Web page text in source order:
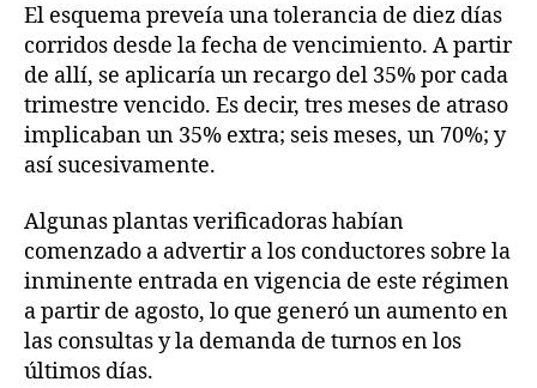
El esquema preveía una tolerancia de diez días
corridos desde la fecha de vencimiento. A partir
de allí, se aplicaría un recargo del 35% por cada
trimestre vencido. Es decir, tres meses de atraso
implicaban un 35% extra; seis meses, un 70%; y
así sucesivamente.
Algunas plantas verificadoras habían
comenzado a advertir a los conductores sobre la
inminente entrada en vigencia de este régimen
a partir de agosto, lo que generó un aumento en
las consultas y la demanda de turnos en los
últimos días.